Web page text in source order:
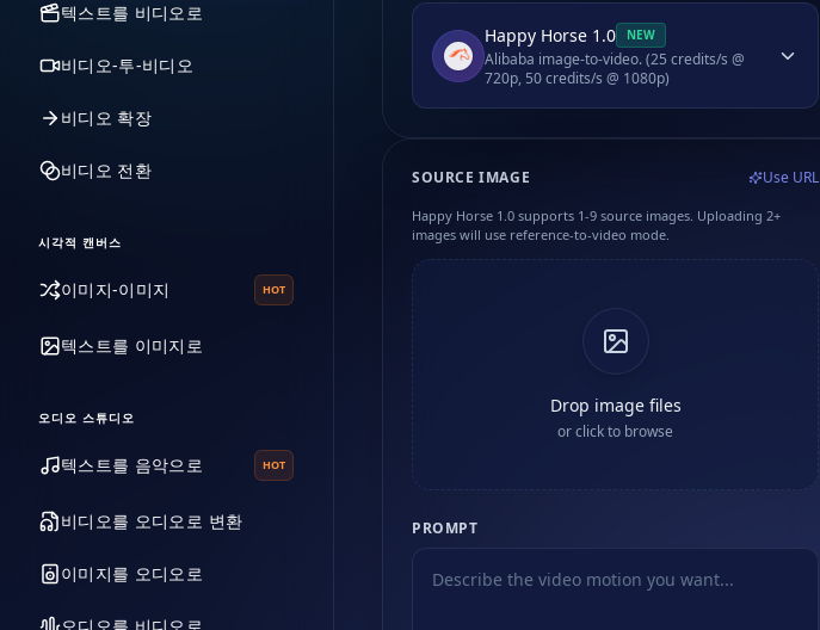
텍스트를 비디오로
비디오-투-비디오
비디오 확장
비디오 전환
시각적 캔버스
이미지-이미지 HOT
텍스트를 이미지로
오디오 스튜디오
텍스트를 음악으로 HOT
비디오를 오디오로 변환
이미지를 오디오로
Happy Horse 1.0 NEW
Alibaba image-to-video. (25 credits/s @
720p, 50 credits/s @ 1080p)
SOURCE IMAGE Use URL
Happy Horse 1.0 supports 1-9 source images. Uploading 2+
images will use reference-to-video mode.
Drop image files
or click to browse
PROMPT